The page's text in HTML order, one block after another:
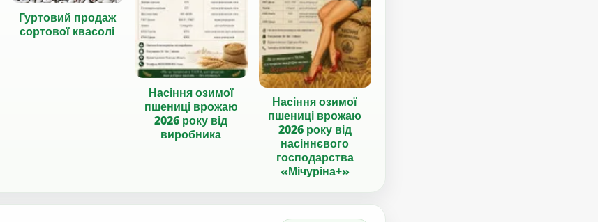
Гуртовий продаж
сортової квасолі
Насіння озимої
пшениці врожаю
2026 року від
виробника
Насіння озимої
пшениці врожаю
2026 року від
насіннєвого
господарства
«Мічуріна+»